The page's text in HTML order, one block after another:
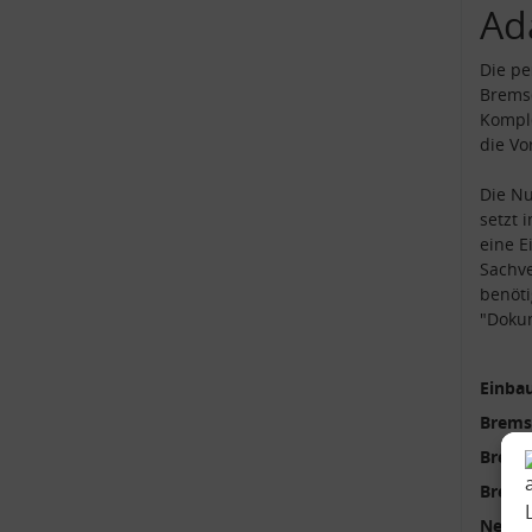
Die
die
Die
setzt
eine